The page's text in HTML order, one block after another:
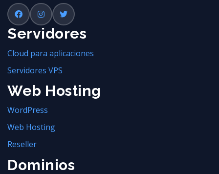
Servidores
Cloud para aplicaciones
Servidores VPS
Web Hosting
WordPress
Web Hosting
Reseller
Dominios